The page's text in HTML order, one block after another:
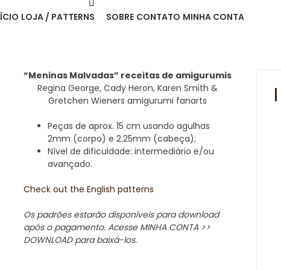
LOJA / PATTERNS SOBRE CONTATO MINHA CONTA
“Meninas Malvadas” receitas de amigurumis
Regina George, Cady Heron, Karen Smith &
Gretchen Wieners amigurumi fanarts
Peças de aprox. 15 cm usando agulhas
2mm (corpo) e 2.25mm (cabeça);
Nível de dificuldade: intermediário e/ou
avançado.
Check out the English patterns
Os padrões estarão disponíveis para download
após o pagamento. Acesse MINHA CONTA >>
DOWNLOAD para baixá-los.